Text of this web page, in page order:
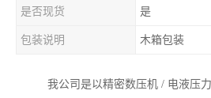
是否现货 是
包装说明 木箱包装
我公司是以精密数压机 / 电液压